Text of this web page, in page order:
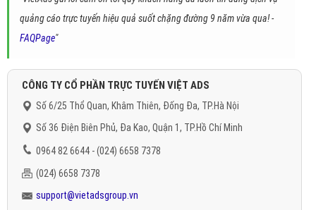
quảng cáo trực tuyến hiệu quả suốt chặng đường 9 năm vừa qua! -
FAQPage"
CÔNG TY CỔ PHẦN TRỰC TUYẾN VIỆT ADS
Số 6/25 Thổ Quan, Khâm Thiên, Đống Đa, TP.Hà Nội
Số 36 Điện Biên Phủ, Đa Kao, Quận 1, TP.Hồ Chí Minh
0964 82 6644 - (024) 6658 7378
(024) 6658 7378
support@vietadsgroup.vn